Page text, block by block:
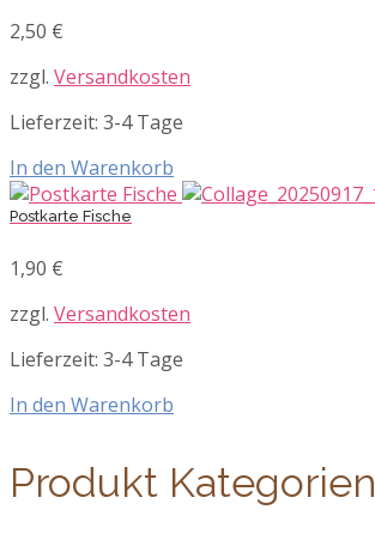
2,50 €
zzgl. Versandkosten
Lieferzeit: 3-4 Tage
In den Warenkorb
Postkarte Fische
1,90 €
zzgl. Versandkosten
Lieferzeit: 3-4 Tage
In den Warenkorb
Produkt Kategorien